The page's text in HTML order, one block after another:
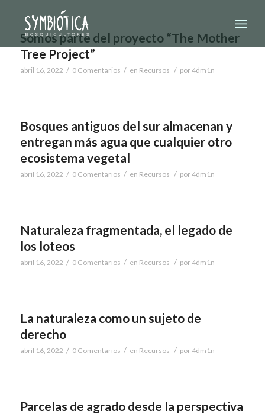
Somos parte del proyecto “The Mother
Tree Project”
abril 16, 2022 / 0 Comentarios / en Recursos / por4dm1n
Bosques antiguos del sur almacenan y
entregan más agua que cualquier otro
ecosistema vegetal
abril 16, 2022 / 0 Comentarios / en Recursos / por4dm1n
Naturaleza fragmentada, el legado de
los loteos
abril 16, 2022 / 0 Comentarios / en Recursos / por4dm1n
La naturaleza como un sujeto de
derecho
abril 16, 2022 / 0 Comentarios / en Recursos / por4dm1n
Parcelas de agrado desde la perspectiva